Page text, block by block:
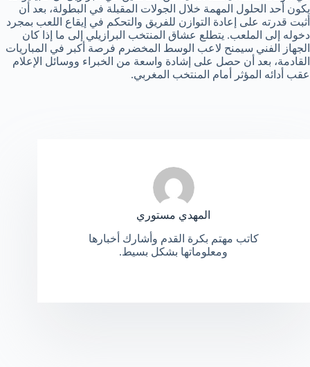
يكون أحد الحلول المهمة خلال الجولات المقبلة في البطولة، بعد أن
أثبت قدرته على إعادة التوازن للفريق والتحكم في إيقاع اللعب بمجرد
دخوله إلى الملعب. يتطلع عشاق المنتخب البرازيلي إلى ما إذا كان
الجهاز الفني سيمنح لاعب الوسط المخضرم فرصة أكبر في المباريات
القادمة، بعد أن حصل على إشادة واسعة من الخبراء ووسائل الإعلام
عقب أدائه المؤثر أمام المنتخب المغربي.
المهدي مستوري
كاتب مهتم بكرة القدم وأشارك أخبارها
ومعلوماتها بشكل بسيط.